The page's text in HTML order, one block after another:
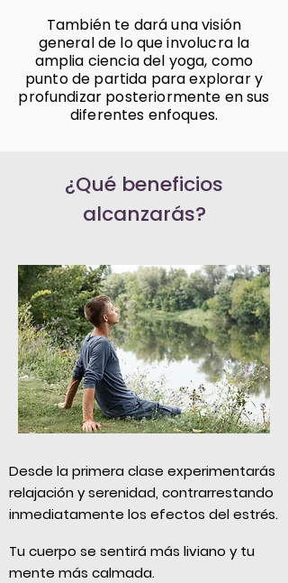
También te dará una visión
general de lo que involucra la
amplia ciencia del yoga, como
punto de partida para explorar y
profundizar posteriormente en sus
diferentes enfoques.
¿Qué beneficios
alcanzarás?
Desde la primera clase experimentarás
relajación y serenidad, contrarrestando
inmediatamente los efectos del estrés.
Tu cuerpo se sentirá más liviano y tu
mente más calmada.